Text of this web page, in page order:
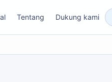
Tentang Dukung kami